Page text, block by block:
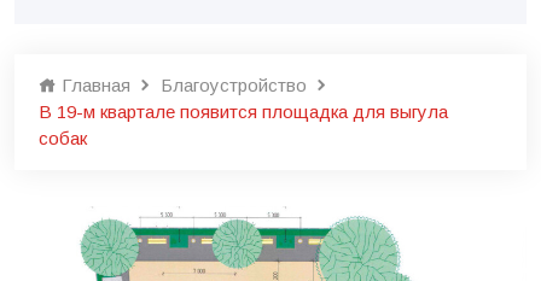
Главная
Благоустройство
В 19-м квартале появится площадка для выгула
собак